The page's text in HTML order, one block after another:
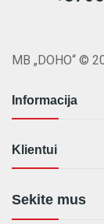
MB „DOHO“ ©
Informacija
Klientui
Sekite mus